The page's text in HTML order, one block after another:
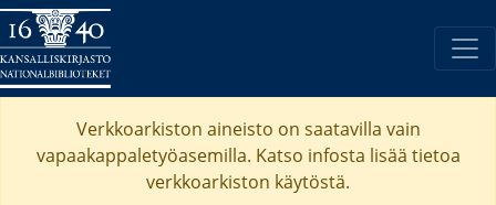
Verkkoarkiston aineisto on saatavilla vain
vapaakappaletyöasemilla. Katso infosta lisää tietoa
verkkoarkiston käytöstä.